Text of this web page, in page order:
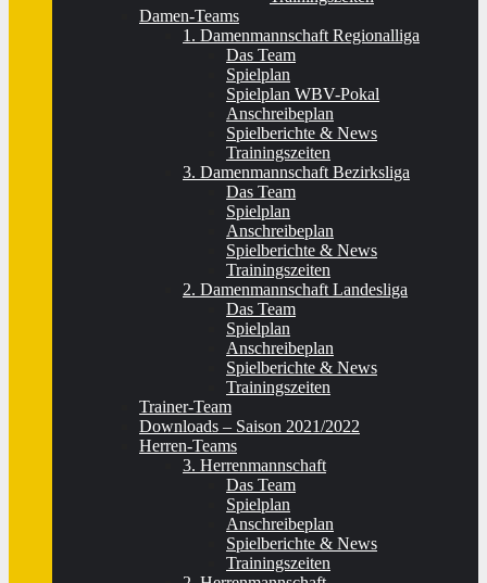
Damen-Teams
1. Damenmannschaft Regionalliga
Das Team
Spielplan
Spielplan WBV-Pokal
Anschreibeplan
Spielberichte & News
Trainingszeiten
3. Damenmannschaft Bezirksliga
Das Team
Spielplan
Anschreibeplan
Spielberichte & News
Trainingszeiten
2. Damenmannschaft Landesliga
Das Team
Spielplan
Anschreibeplan
Spielberichte & News
Trainingszeiten
Trainer-Team
Downloads – Saison 2021/2022
Herren-Teams
3. Herrenmannschaft
Das Team
Spielplan
Anschreibeplan
Spielberichte & News
Trainingszeiten